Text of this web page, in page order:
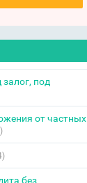
под
от частных
без